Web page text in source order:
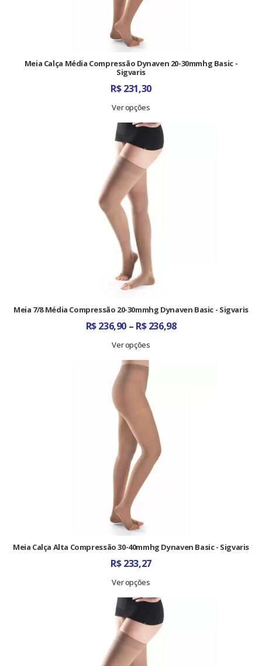
Meia Calça Média Compressão Dynaven 20-30mmhg Basic -
Sigvaris
R$231,30
Ver opções
Meia 7/8 Média Compressão 20-30mmhg Dynaven Basic - Sigvaris
R$236,90 – R$236,98Faixa
Ver opções
Meia Calça Alta Compressão 30-40mmhg Dynaven Basic - Sigvaris
R$233,27
Ver opções